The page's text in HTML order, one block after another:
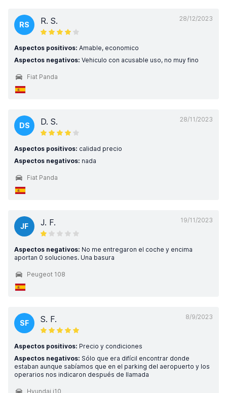
28/12/2023
RS R. S.
Aspectos positivos: Amable, economico
Aspectos negativos: Vehiculo con acusable uso, no muy fino
Fiat Panda
28/11/2023
DS D. S.
Aspectos positivos: calidad precio
Aspectos negativos: nada
Fiat Panda
19/11/2023
JF J. F.
Aspectos negativos: No me entregaron el coche y encima
aportan 0 soluciones. Una basura
Peugeot 108
8/9/2023
SF S. F.
Aspectos positivos: Precio y condiciones
Aspectos negativos: Sólo que era difícil encontrar donde
estaban aunque sabíamos que en el parking del aeropuerto y los
operarios nos indicaron después de llamada
Hyundai i10